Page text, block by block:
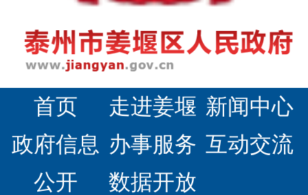
首页 走进姜堰 新闻中心
政府信息
公开
办事服务 互动交流
数据开放